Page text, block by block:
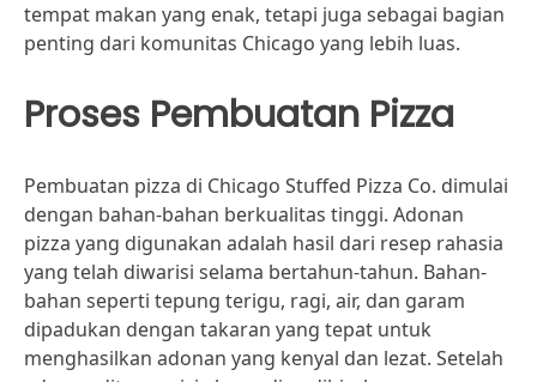
tempat makan yang enak, tetapi juga sebagai bagian
penting dari komunitas Chicago yang lebih luas.
Proses Pembuatan Pizza
Pembuatan pizza di Chicago Stuffed Pizza Co. dimulai
dengan bahan-bahan berkualitas tinggi. Adonan
pizza yang digunakan adalah hasil dari resep rahasia
yang telah diwarisi selama bertahun-tahun. Bahan-
bahan seperti tepung terigu, ragi, air, dan garam
dipadukan dengan takaran yang tepat untuk
menghasilkan adonan yang kenyal dan lezat. Setelah